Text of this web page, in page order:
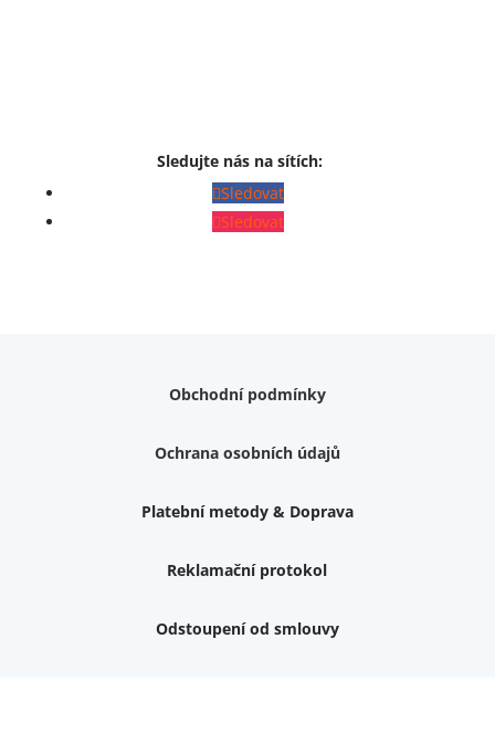
Sledujte nás na sítích:
Sledovat
Sledovat
Obchodní podmínky
Ochrana osobních údajů
Platební metody & Doprava
Reklamační protokol
Odstoupení od smlouvy